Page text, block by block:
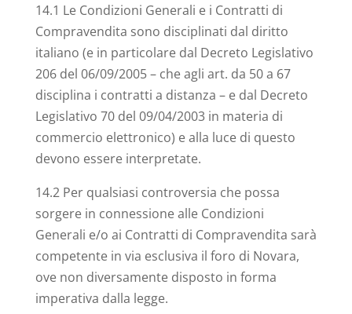
14.1 Le Condizioni Generali e i Contratti di
Compravendita sono disciplinati dal diritto
italiano (e in particolare dal Decreto Legislativo
206 del 06/09/2005 – che agli art. da 50 a 67
disciplina i contratti a distanza – e dal Decreto
Legislativo 70 del 09/04/2003 in materia di
commercio elettronico) e alla luce di questo
devono essere interpretate.
14.2 Per qualsiasi controversia che possa
sorgere in connessione alle Condizioni
Generali e/o ai Contratti di Compravendita sarà
competente in via esclusiva il foro di Novara,
ove non diversamente disposto in forma
imperativa dalla legge.